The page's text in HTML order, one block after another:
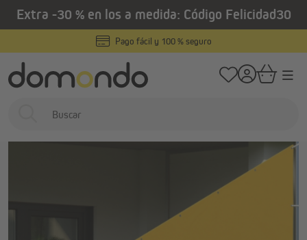
principal
Extra -30 % en los a medida: Código Felicidad30
Pago fácil y 100 % seguro
Home Estores exteriores / Pantallas de privacidad / Tejidos para